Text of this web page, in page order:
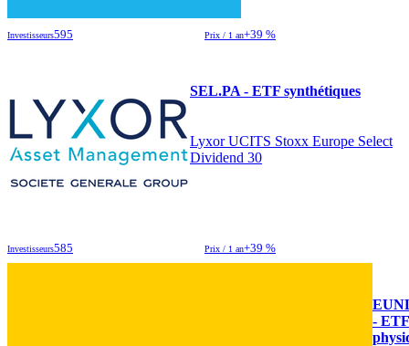
Investisseurs595 Prix / 1 an+39 %
SEL.PA - ETF synthétiques
Lyxor UCITS Stoxx Europe Select
Dividend 30
Investisseurs585 Prix / 1 an+39 %
- ETF